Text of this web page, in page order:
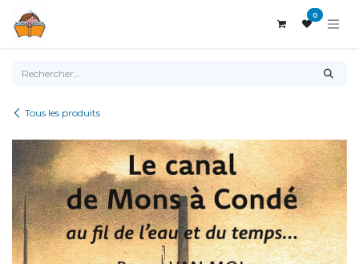
0
Tous les produits